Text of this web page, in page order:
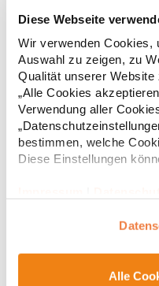
Diese Webseite
Wir verwenden Cookies,
Auswahl zu zeigen, zu
Qualität unserer
„Alle Cookies
Verwendung aller
bestimmen, welche
Diese Einstellungen
Alle
BR803 Brook Taverner
Kurzarm Damenbluse Rundhals Details an der Vorderfalte Bust
darts Sportmanschette mit goldenem Knopf Goldener
Reissverschluss am Rücken Maschinell waschbar bis 30
°CGrammatur: 140 g/m²
PolyesterAngaben zur
2280 Hersteller: Brook
Amsterdam Niederlande E-
* Preise inkl. gesetzlicher Mwst.